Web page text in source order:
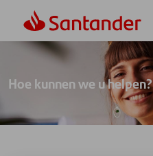
Hoe kunnen we u helpen?